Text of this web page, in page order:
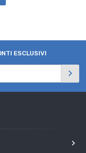
ESCLUSIVI